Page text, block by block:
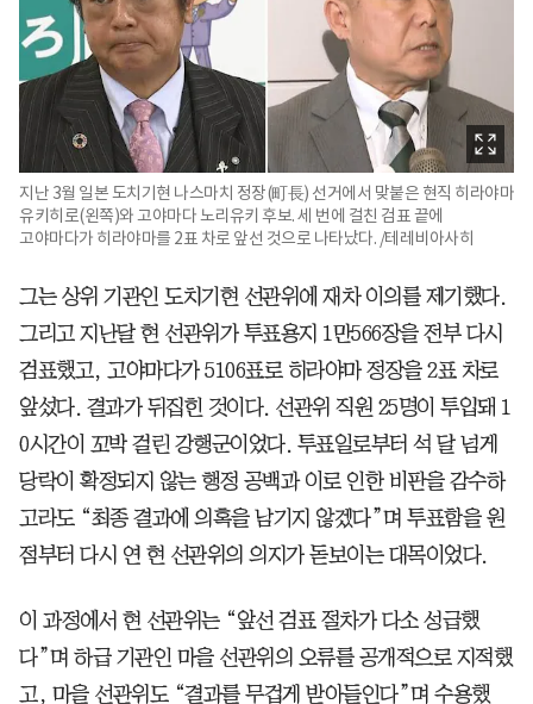
지난 3월 일본 도치기현 나스마치 정장(町長) 선거에서 맞붙은 현직 히라야마
유키히로(왼쪽)와 고야마다 노리유키 후보. 세 번에 걸친 검표 끝에
고야마다가 히라야마를 2표 차로 앞선 것으로 나타났다. /테레비아사히
그는 상위 기관인 도치기현 선관위에 재차 이의를 제기했다.
그리고 지난달 현 선관위가 투표용지 1만566장을 전부 다시
검표했고, 고야마다가 5106표로 히라야마 정장을 2표 차로
앞섰다. 결과가 뒤집힌 것이다. 선관위 직원 25명이 투입돼 1
0시간이 꼬박 걸린 강행군이었다. 투표일로부터 석 달 넘게
당락이 확정되지 않는 행정 공백과 이로 인한 비판을 감수하
고라도 “최종 결과에 의혹을 남기지 않겠다”며 투표함을 원
점부터 다시 연 현 선관위의 의지가 돋보이는 대목이었다.
이 과정에서 현 선관위는 “앞선 검표 절차가 다소 성급했
다”며 하급 기관인 마을 선관위의 오류를 공개적으로 지적했
고, 마을 선관위도 “결과를 무겁게 받아들인다”며 수용했